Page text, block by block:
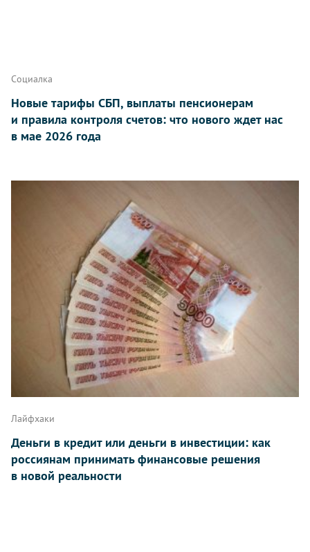
Социалка
Новые тарифы СБП, выплаты пенсионерам
и правила контроля счетов: что нового ждет нас
в мае 2026 года
Лайфхаки
Деньги в кредит или деньги в инвестиции: как
россиянам принимать финансовые решения
в новой реальности